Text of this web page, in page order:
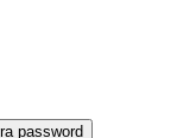
password